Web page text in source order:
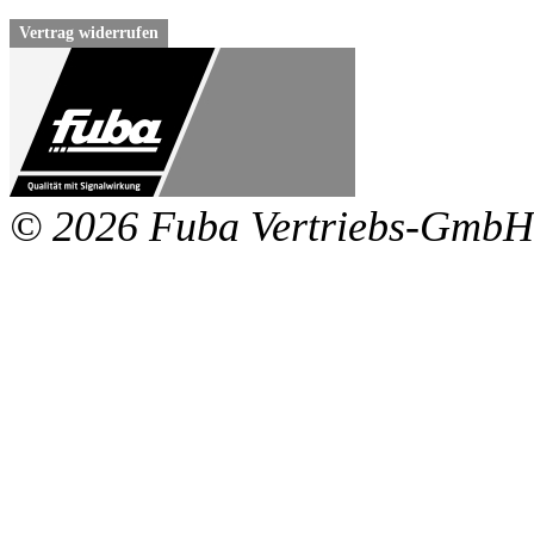
Vertrag widerrufen
© 2026 Fuba Vertriebs-GmbH